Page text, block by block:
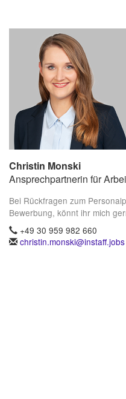
Christin Monski
Ansprechpartnerin für
Bei Rückfragen zum
Bewerbung, könnt ihr mich
+49 30 959 982 660
christin.monski@instaff.jobs